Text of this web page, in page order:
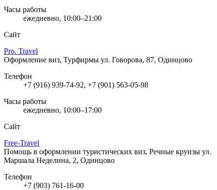
Часы работы
ежедневно, 10:00–21:00
Сайт
Pro. Travel
Оформление виз, Турфирмы ул. Говорова, 87, Одинцово
Телефон
+7 (916) 939-74-92, +7 (901) 563-05-98
Часы работы
ежедневно, 10:00–17:00
Сайт
Free-Travel
Помощь в оформлении туристических виз, Речные круизы ул.
Маршала Неделина, 2, Одинцово
Телефон
+7 (903) 761-16-00